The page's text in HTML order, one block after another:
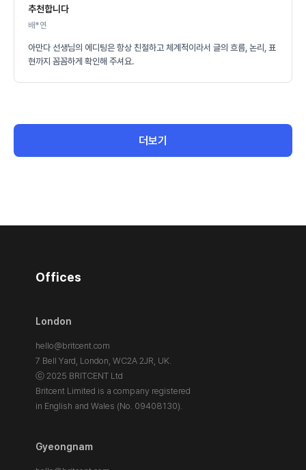
추천합니다
배*연
아만다 선생님의 에디팅은 항상 친절하고 체계적이라서 글의 흐름, 논리, 표
현까지 꼼꼼하게 확인해 주셔요.
더보기
Offices
London
hello@britcent.com
7 Bell Yard, London, WC2A 2JR, UK.
ⓒ 2025 BRITCENT Ltd
Britcent Limited is a company registered
in English and Wales (No. 09408130).
Gyeongnam